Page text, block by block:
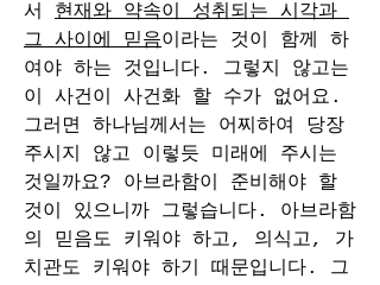
서 현재와 약속이 성취되는 시각과
그 사이에 믿음이라는 것이 함께 하
여야 하는 것입니다. 그렇지 않고는
이 사건이 사건화 할 수가 없어요.
그러면 하나님께서는 어찌하여 당장
주시지 않고 이렇듯 미래에 주시는
것일까요? 아브라함이 준비해야 할
것이 있으니까 그렇습니다. 아브라함
의 믿음도 키워야 하고, 의식고, 가
치관도 키워야 하기 때문입니다. 그